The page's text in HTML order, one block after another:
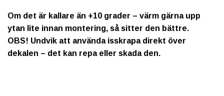
Om det är kallare än +10 grader – värm gärna upp
ytan lite innan montering, så sitter den bättre.
OBS! Undvik att använda isskrapa direkt över
dekalen – det kan repa eller skada den.